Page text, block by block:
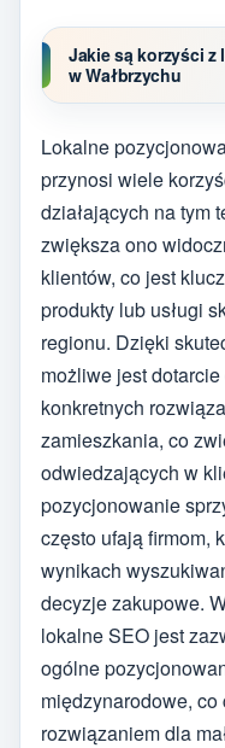
Jakie są korzyści
w Wałbrzychu
Lokalne
przynosi wiele
działających na tym
zwiększa ono
klientów, co jest
produkty lub usługi
regionu. Dzięki
możliwe jest
konkretnych
zamieszkania, co
odwiedzających w
pozycjonowanie
często ufają firmom,
wynikach
decyzje zakupowe.
lokalne SEO jest
ogólne
międzynarodowe,
rozwiązaniem dla